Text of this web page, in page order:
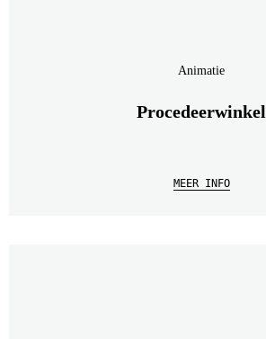
Animatie
Procedeerwinkel
MEER INFO